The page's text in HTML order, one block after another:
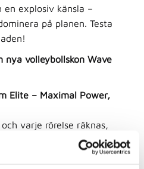
explosiv känsla –
på planen. Testa
nya volleybollskon Wave
Elite – Maximal Power,
varje rörelse räknas,
det du behöver:
och oöverträffad